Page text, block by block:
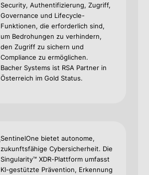
Security, Authentifizierung, Zugriff,
Governance und Lifecycle-
Funktionen, die erforderlich sind,
um Bedrohungen zu verhindern,
den Zugriff zu sichern und
Compliance zu ermöglichen.
Bacher Systems ist RSA Partner in
Österreich im Gold Status.
SentinelOne bietet autonome,
zukunftsfähige Cybersicherheit. Die
Singularity™ XDR-Plattform umfasst
KI-gestützte Prävention, Erkennung